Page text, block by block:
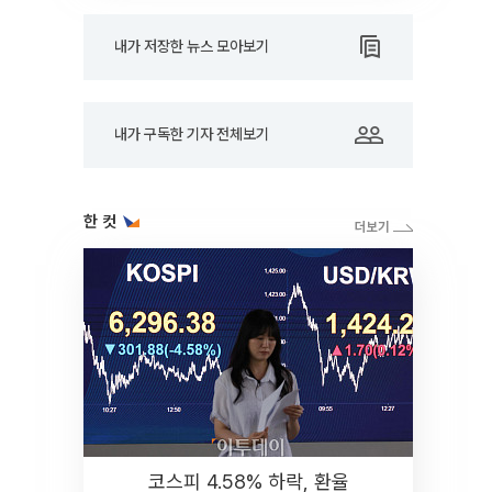
내가 저장한 뉴스 모아보기
내가 구독한 기자 전체보기
한 컷
코스피 4.58% 하락, 환율